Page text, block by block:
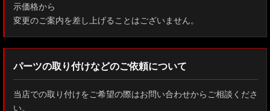
示価格から
変更のご案内を差し上げることはございません。
パーツの取り付けなどのご依頼について
当店での取り付けをご希望の際はお問い合わせからご相談くださ
い。